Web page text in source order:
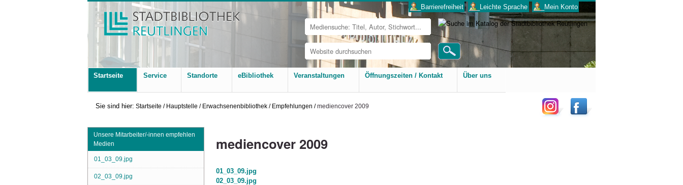
Website
durchsuchen
Erweiterte
Suche…
___Barrierefreiheit ___Leichte Sprache ___Mein Konto
Startseite Service Standorte eBibliothek Veranstaltungen Öffnungszeiten / Kontakt Über uns
Sie sind hier: Startseite / Hauptstelle / Erwachsenenbibliothek / Empfehlungen /mediencover 2009
mediencover 2009
01_03_09.jpg
02_03_09.jpg
Unsere Mitarbeiter/-innen empfehlen
Medien
01_03_09.jpg
02_03_09.jpg